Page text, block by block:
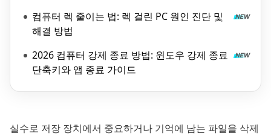
컴퓨터 렉 줄이는 법: 렉 걸린 PC 원인 진단 및
해결 방법
2026 컴퓨터 강제 종료 방법: 윈도우 강제 종료
단축키와 앱 종료 가이드
실수로 저장 장치에서 중요하거나 기억에 남는 파일을 삭제